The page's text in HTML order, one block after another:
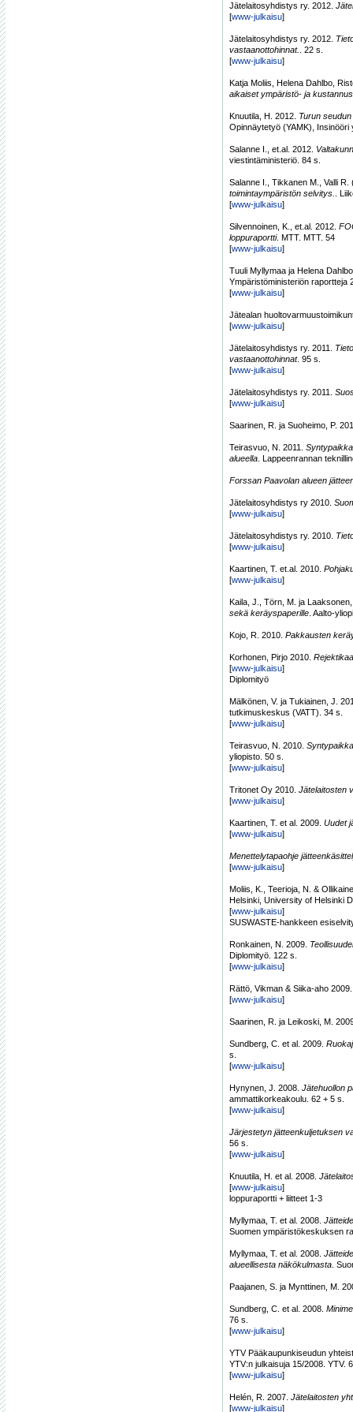
Jätelaitosyhdistys ry. 2012.
[www-julkaisu]
Jätelaitosyhdistys ry. 2012.
vastaanottohinnat.
. 22 s.
[www-julkaisu]
Katja Moliis, Helena Dahlbo,
aikaiset ympäristö- ja
Knuutila, H. 2012. Turun
Opinnäytetyö (YAMK), Insinööri
Salanne I., et.al. 2012.
viestintäministeriö. 84 s.
Salanne I., Tikkanen M., Valli
toimintaympäristön selvitys.
.
[www-julkaisu]
Silvennoinen, K., et.al. 2012.
loppuraportti. MTT. MTT. 54
[www-julkaisu]
Tuuli Myllymaa ja Helena
Ympäristöministeriön raportteja
[www-julkaisu]
Jätealan
[www-julkaisu]
Jätelaitosyhdistys ry. 2011.
vastaanottohinnat. 95 s.
[www-julkaisu]
Jätelaitosyhdistys ry. 2011.
[www-julkaisu]
Saarinen, R. ja Suoheimo, P.
Teirasvuo, N. 2011.
alueella . Lappeenrannan
Forssan Paavolan alueen
Jätelaitosyhdistys ry 2010.
[www-julkaisu]
Jätelaitosyhdistys ry. 2010.
[www-julkaisu]
Kaartinen, T. et.al. 2010.
[www-julkaisu]
Kaila, J., Törn, M. ja
sekä keräyspaperille . Aalto-
Kojo, R. 2010. Pakkausten
Korhonen, Pirjo 2010.
[www-julkaisu]
Diplomityö
Mälkönen, V. ja Tukiainen, J.
tutkimuskeskus (VATT). 34 s.
[www-julkaisu]
Teirasvuo, N. 2010.
yliopisto. 50 s.
[www-julkaisu]
Tritonet Oy 2010. Jätelaitosten
[www-julkaisu]
Kaartinen, T. et al. 2009. Uudet
[www-julkaisu]
Menettelytapaohje
[www-julkaisu]
Moliis, K., Teerioja, N. &
Helsinki, University of Helsinki
[www-julkaisu]
SUSWASTE-hankkeen
Ronkainen, N. 2009.
Diplomityö. 122 s.
[www-julkaisu]
Rättö, Vikman & Siika-aho
[www-julkaisu]
Saarinen, R. ja Leikoski, M.
Sundberg, C. et al. 2009.
s.
[www-julkaisu]
Hynynen, J. 2008. Jätehuollon
ammattikorkeakoulu. 62 + 5 s.
[www-julkaisu]
Järjestetyn jätteenkuljetuksen
56 s.
[www-julkaisu]
Knuutila, H. et al. 2008.
[www-julkaisu]
loppuraportti + liitteet 1-3
Myllymaa, T. et al. 2008.
Suomen ympäristökeskuksen
Myllymaa, T. et al. 2008.
alueellisesta näkökulmasta .
Paajanen, S. ja Mynttinen, M.
Sundberg, C. et al. 2008.
76 s.
[www-julkaisu]
YTV Pääkaupunkiseudun
YTV:n julkaisuja 15/2008. YTV.
[www-julkaisu]
Helén, R. 2007. Jätelaitosten
[www-julkaisu]